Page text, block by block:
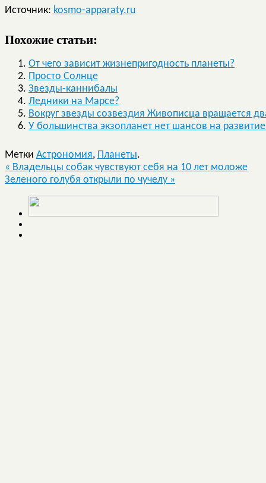
Источник: kosmo-apparaty.ru
Похожие статьи:
От чего зависит жизнепригодность планеты?
Просто Солнце
Звезды-каннибалы
Ледники на Марсе?
Вокруг звезды созвездия Живописца вращается
У большинства экзопланет нет шансов на
Метки Астрономия, Планеты.
« Владельцы собак чувствуют себя на 10 лет моложе
Зеленого голубя открыли по чучелу »